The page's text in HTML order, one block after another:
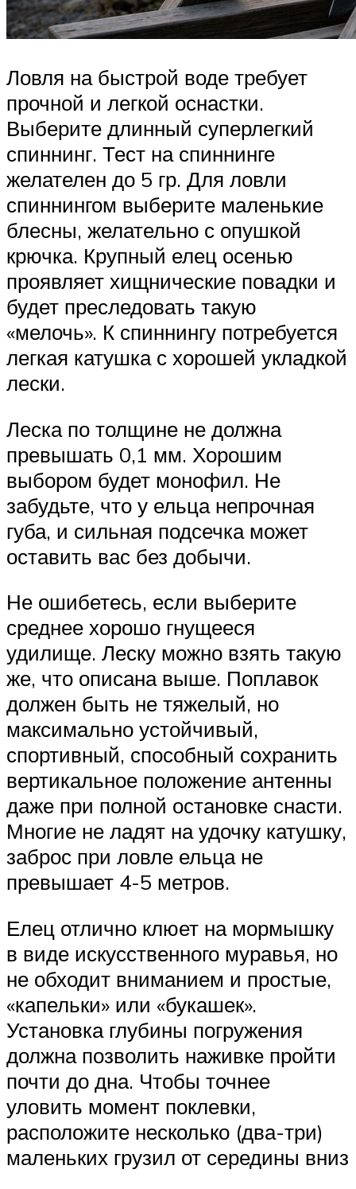
Ловля на быстрой воде требует
прочной и легкой оснастки.
Выберите длинный суперлегкий
спиннинг. Тест на спиннинге
желателен до 5 гр. Для ловли
спиннингом выберите маленькие
блесны, желательно с опушкой
крючка. Крупный елец осенью
проявляет хищнические повадки и
будет преследовать такую
«мелочь». К спиннингу потребуется
легкая катушка с хорошей укладкой
лески.
Леска по толщине не должна
превышать 0,1 мм. Хорошим
выбором будет монофил. Не
забудьте, что у ельца непрочная
губа, и сильная подсечка может
оставить вас без добычи.
Не ошибетесь, если выберите
среднее хорошо гнущееся
удилище. Леску можно взять такую
же, что описана выше. Поплавок
должен быть не тяжелый, но
максимально устойчивый,
спортивный, способный сохранить
вертикальное положение антенны
даже при полной остановке снасти.
Многие не ладят на удочку катушку,
заброс при ловле ельца не
превышает 4-5 метров.
Елец отлично клюет на мормышку
в виде искусственного муравья, но
не обходит вниманием и простые,
«капельки» или «букашек».
Установка глубины погружения
должна позволить наживке пройти
почти до дна. Чтобы точнее
уловить момент поклевки,
расположите несколько (два-три)
маленьких грузил от середины вниз